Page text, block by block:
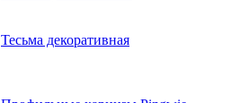
Тесьма декоративная